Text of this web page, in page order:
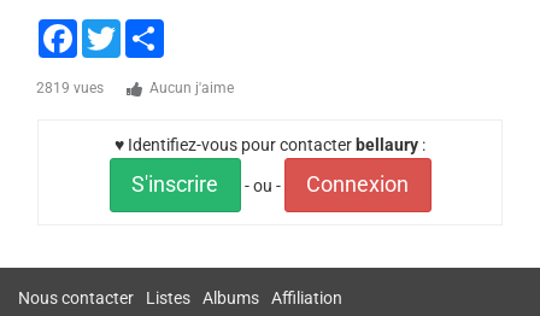
Facebook
Twitter
2819 vues Aucun j'aime
♥ Identifiez-vous pour contacter bellaury :
S'inscrire - ou - Connexion
Nous contacter Listes Albums Affiliation